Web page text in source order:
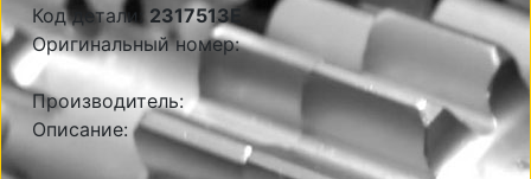
Код детали: 2317513E
Оригинальный номер:
Производитель:
Описание: